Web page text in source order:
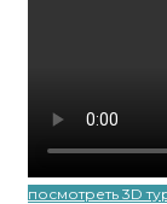
посмотреть 3D